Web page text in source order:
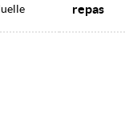
repas